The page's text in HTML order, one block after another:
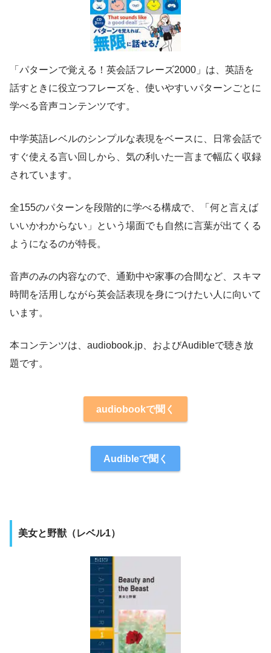
「パターンで覚える！英会話フレーズ2000」は、英語を
話すときに役立つフレーズを、使いやすいパターンごとに
学べる音声コンテンツです。
中学英語レベルのシンプルな表現をベースに、日常会話で
すぐ使える言い回しから、気の利いた一言まで幅広く収録
されています。
全155のパターンを段階的に学べる構成で、「何と言えば
いいかわからない」という場面でも自然に言葉が出てくる
ようになるのが特長。
音声のみの内容なので、通勤中や家事の合間など、スキマ
時間を活用しながら英会話表現を身につけたい人に向いて
います。
本コンテンツは、audiobook.jp、およびAudibleで聴き放
題です。
audiobookで聞く
Audibleで聞く
美女と野獣（レベル1）